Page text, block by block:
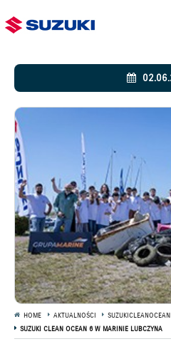
HOME AKTUALNOŚCI
SUZUKI CLEAN OCEAN 6 W MARINIE LUBCZYNA